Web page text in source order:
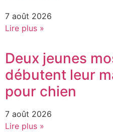
7 août 2026
Lire plus »
Deux jeunes
débutent leur
pour chien
7 août 2026
Lire plus »